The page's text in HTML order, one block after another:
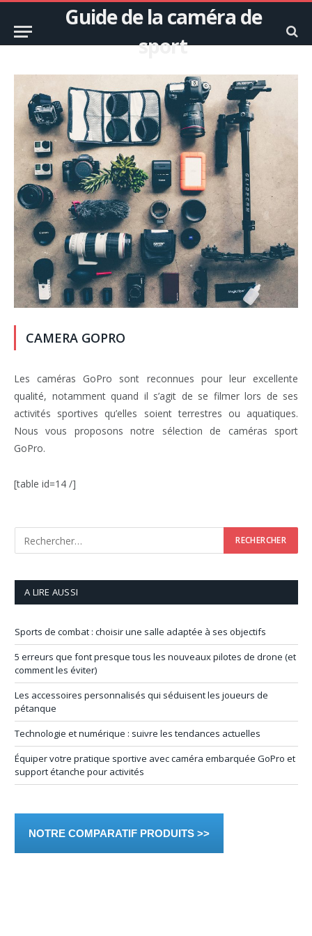
Guide de la caméra de
sport
CAMERA GOPRO
Les caméras GoPro sont reconnues pour leur excellente
qualité, notamment quand il s’agit de se filmer lors de ses
activités sportives qu’elles soient terrestres ou aquatiques.
Nous vous proposons notre sélection de caméras sport
GoPro.
[table id=14 /]
A LIRE AUSSI
Sports de combat : choisir une salle adaptée à ses objectifs
5 erreurs que font presque tous les nouveaux pilotes de drone (et
comment les éviter)
Les accessoires personnalisés qui séduisent les joueurs de
pétanque
Technologie et numérique : suivre les tendances actuelles
Équiper votre pratique sportive avec caméra embarquée GoPro et
support étanche pour activités
NOTRE COMPARATIF PRODUITS >>